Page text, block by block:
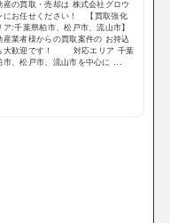
産の買取・売却は 株式会社グロウ
にお任せください！ 【買取強化
ア:千葉県柏市、松戸市、流山市】
産業者様からの買取案件の お持込
大歓迎です！ 対応エリア 千葉
市、松戸市、流山市を中心に ...